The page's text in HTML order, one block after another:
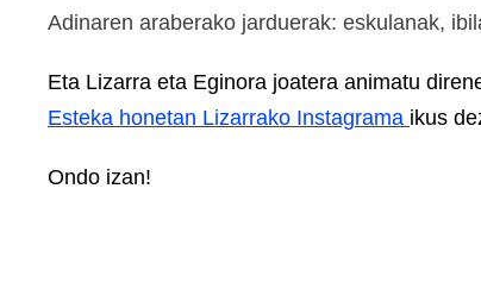
Adinaren araberako jarduerak: eskulanak,
Eta Lizarra eta Eginora joatera animatu
Esteka honetan Lizarrako Instagrama ikus
Ondo izan!